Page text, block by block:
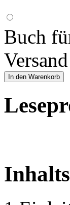
Buch
In den Warenkorb